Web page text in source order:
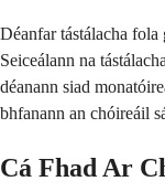
Déanfar tástálacha
Seiceálann na
déanann siad
bhfanann an chóireáil
Cá Fhad Ar